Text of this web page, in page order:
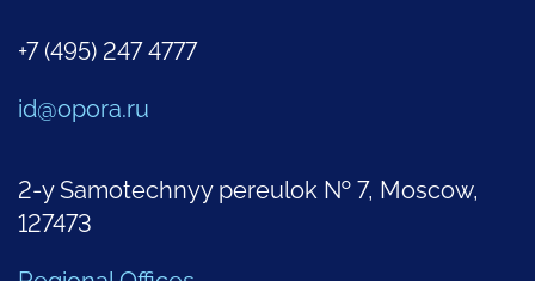
+7 (495) 247 4777
id@opora.ru
2-y Samotechnyy pereulok № 7, Moscow,
127473